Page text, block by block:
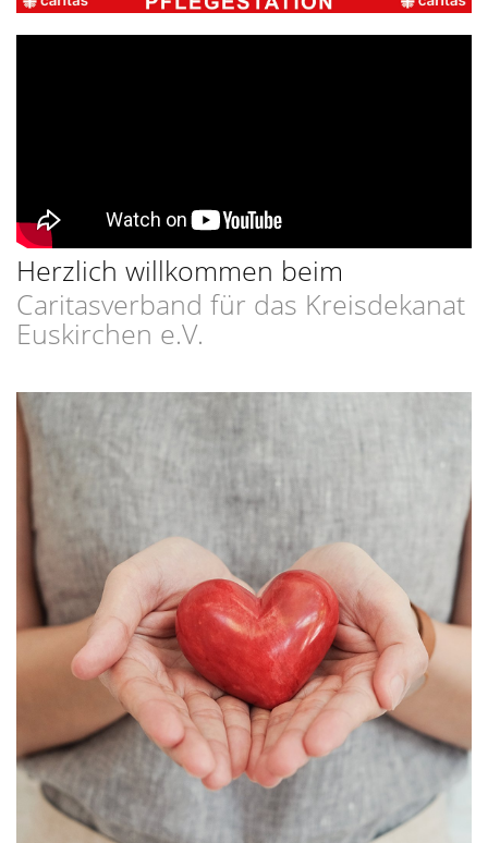
Herzlich willkommen beim
Caritasverband für das Kreisdekanat
Euskirchen e.V.